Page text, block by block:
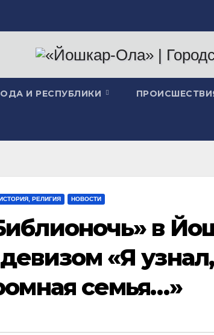
И РЕСПУБЛИКИ
РЕЛИГИЯ НОВОСТИ
в
«Я
семья…»